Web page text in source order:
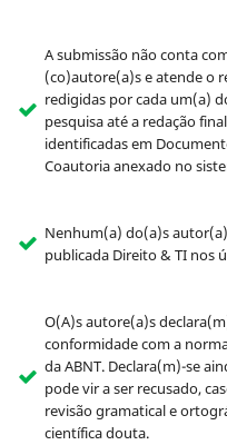
A submissão não conta
(co)autore(a)s e atende o
redigidas por cada um(a)
pesquisa até a redação
identificadas em
Coautoria anexado no
Nenhum(a) do(a)s
publicada Direito & TI nos
O(A)s autore(a)s
conformidade com a
da ABNT. Declara(m)-se
pode vir a ser recusado,
revisão gramatical e
científica douta.